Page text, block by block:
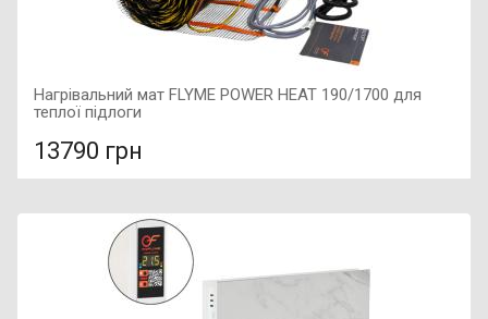
Нагрівальний мат FLYME POWER HEAT 190/1700 для
теплої підлоги
13790 грн
Тип: Нагрівальний мат, Виробник: Flyme, Довжина: 17,8 м,
Потужність: 1700 Вт,